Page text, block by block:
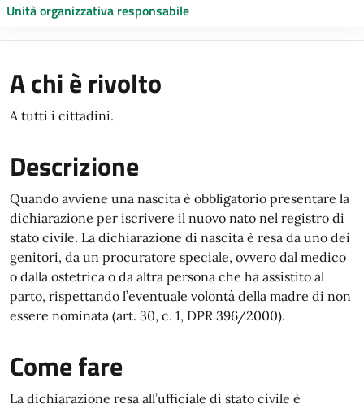
Unità organizzativa responsabile
A chi è rivolto
A tutti i cittadini.
Descrizione
Quando avviene una nascita è obbligatorio presentare la
dichiarazione per iscrivere il nuovo nato nel registro di
stato civile. La dichiarazione di nascita è resa da uno dei
genitori, da un procuratore speciale, ovvero dal medico
o dalla ostetrica o da altra persona che ha assistito al
parto, rispettando l’eventuale volontà della madre di non
essere nominata (art. 30, c. 1, DPR 396/2000).
Come fare
La dichiarazione resa all’ufficiale di stato civile è